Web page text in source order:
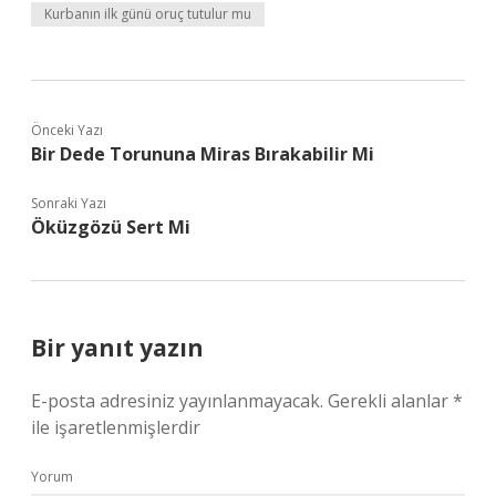
Kurbanın ilk günü oruç tutulur mu
Önceki Yazı
Bir Dede Torununa Miras Bırakabilir Mi
Sonraki Yazı
Öküzgözü Sert Mi
Bir yanıt yazın
E-posta adresiniz yayınlanmayacak. Gerekli alanlar*
ile işaretlenmişlerdir
Yorum